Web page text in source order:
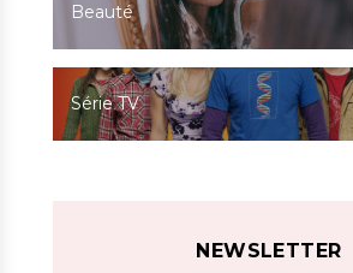
Beauté
Série TV
NEWSLETTER